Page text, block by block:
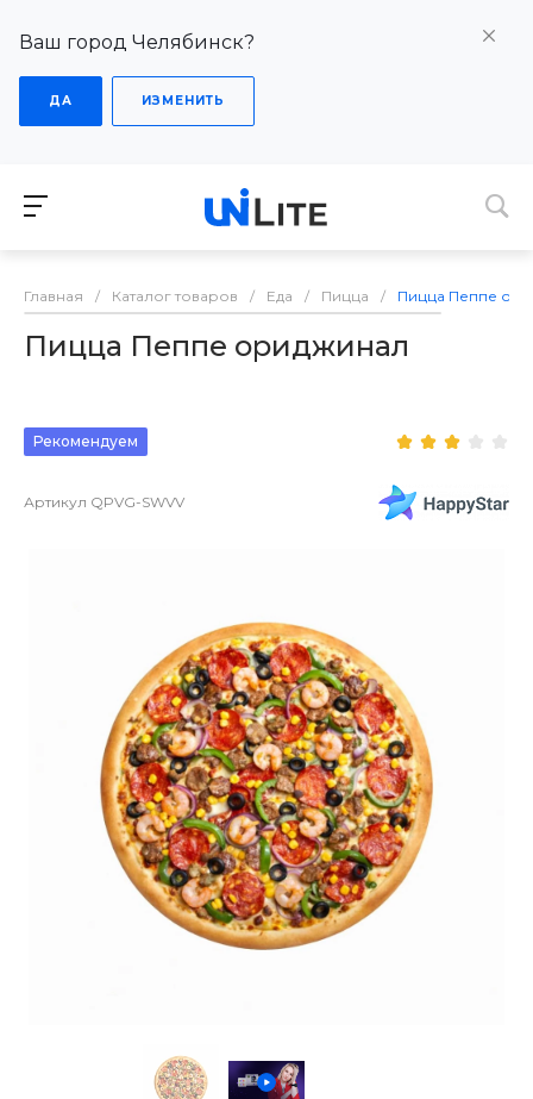
Ваш город Челябинск?
ДА ИЗМЕНИТЬ
Главная / Каталог товаров / Еда / Пицца / Пицца Пеппе
Пицца Пеппе ориджинал
Рекомендуем
Артикул QPVG-SWVV